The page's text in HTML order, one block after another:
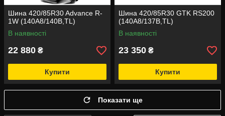
Шина 420/85R30 Advance R-
1W (140A8/140B,TL)
В наявності
22 880 ₴
Купити
Шина 420/85R30 GTK RS200
(140A8/137B,TL)
В наявності
23 350 ₴
Купити
Показати ще